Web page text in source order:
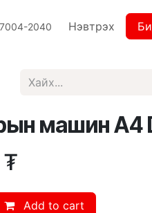
2040 Нэвтрэх
машин А4
₮
Add to cart